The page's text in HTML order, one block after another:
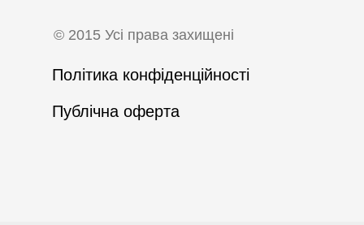
© 2015 Усі права захищені
Політика конфіденційності
Публічна оферта